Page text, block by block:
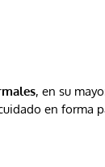
, en su
en forma